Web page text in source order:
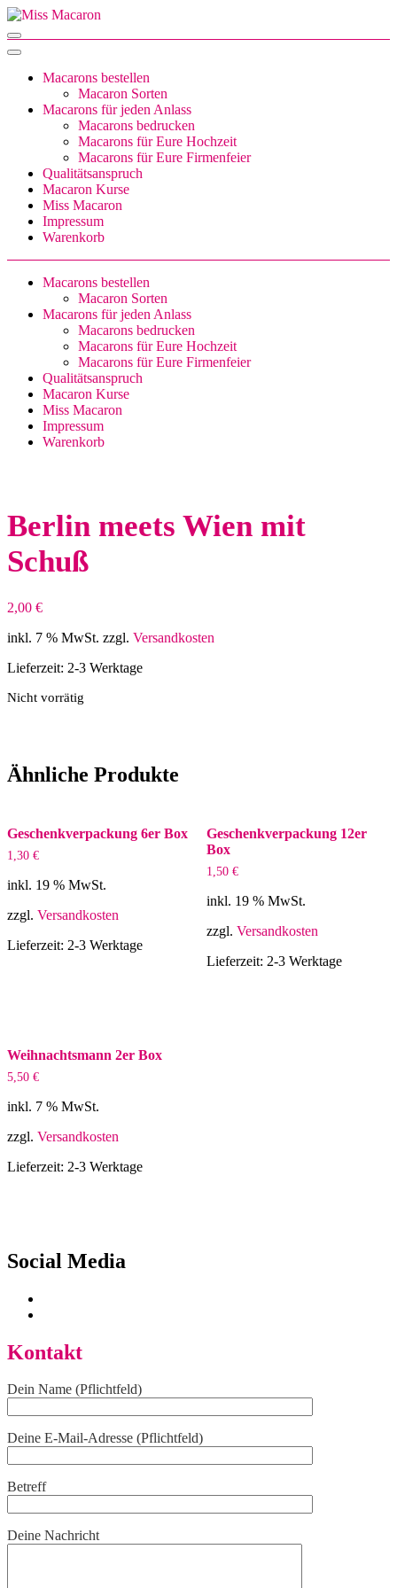
Zum
Inhalt
drücken)
Miss Macaron
sweet little things
Macarons bestellen
Macaron Sorten
Macarons für jeden Anlass
Macarons bedrucken
Macarons für Eure Hochzeit
Macarons für Eure Firmenfeier
Qualitätsanspruch
Macaron Kurse
Miss Macaron
Impressum
Warenkorb
Macarons bestellen
Macaron Sorten
Macarons für jeden Anlass
Macarons bedrucken
Macarons für Eure Hochzeit
Macarons für Eure Firmenfeier
Qualitätsanspruch
Macaron Kurse
Miss Macaron
Impressum
Warenkorb
Berlin meets Wien mit
Schuß
2,00 €
inkl. 7 % MwSt. zzgl. Versandkosten
Lieferzeit: 2-3 Werktage
Nicht vorrätig
Ähnliche Produkte
Geschenkverpackung 6er Box
1,30 €
inkl. 19 % MwSt.
zzgl. Versandkosten
Lieferzeit: 2-3 Werktage
Geschenkverpackung 12er
Box
1,50 €
inkl. 19 % MwSt.
zzgl. Versandkosten
Lieferzeit: 2-3 Werktage
Weihnachtsmann 2er Box
5,50 €
inkl. 7 % MwSt.
zzgl. Versandkosten
Lieferzeit: 2-3 Werktage
Social Media
Kontakt
Dein Name (Pflichtfeld)
Deine E-Mail-Adresse (Pflichtfeld)
Betreff
Deine Nachricht